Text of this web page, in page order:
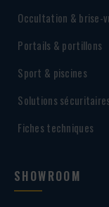
Occultation & brise-
Portails & portillons
Sport & piscines
Solutions
Fiches techniques
SHOWROOM